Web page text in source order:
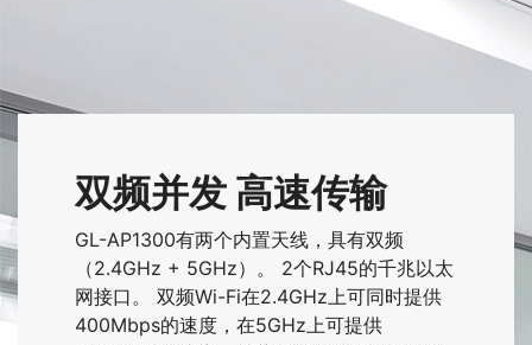
双频并发 高速传输
GL-AP1300有两个内置天线，具有双频
（2.4GHz + 5GHz）。 2个RJ45的千兆以太
网接口。 双频Wi-Fi在2.4GHz上可同时提供
400Mbps的速度，在5GHz上可提供